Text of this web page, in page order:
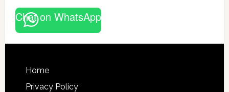
Chat on WhatsApp
Footer
Home
Privacy Policy